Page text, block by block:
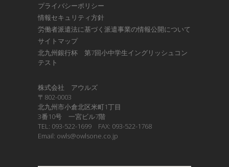
プライバシーポリシー
情報セキュリティ方針
労働者派遣法に基づく派遣事業の情報公開について
サイトマップ
北九州銀行杯 第7回小中学生イングリッシュコン
テスト
株式会社 アウルズ
〒802-0003
北九州市小倉北区米町1丁目
3番10号 一宮ビル7階
TEL: 093-522-1699 FAX: 093-522-1768
Email: owls@owlsone.co.jp